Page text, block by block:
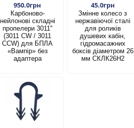
950.0грн
Карбоново-
нейлонові складні
пропелери 3011"
(3011 CW / 3011
CCW) для БПЛА
«Вампір» без
адаптера
45.0грн
Змінне колесо з
нержавіючої сталі
для роликів
душевих кабін,
гідромасажних
боксів діаметром 26
мм СКЛК26Н2